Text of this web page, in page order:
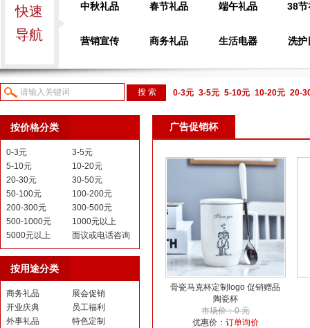
快速
导航
中秋礼品 春节礼品 端午礼品 38节
营销宣传 商务礼品 生活电器 洗护
0-3元 3-5元 5-10元 10-20元 20-
议或电话咨询
按价格分类
0-3元
3-5元
5-10元
10-20元
20-30元
30-50元
50-100元
100-200元
200-300元
300-500元
500-1000元
1000元以上
5000元以上
面议或电话咨询
按用途分类
商务礼品
展会促销
开业庆典
员工福利
外事礼品
特色定制
广告促销杯
骨瓷马克杯定制logo 促销赠品
陶瓷杯
市场价：0 元
优惠价： 订单询价